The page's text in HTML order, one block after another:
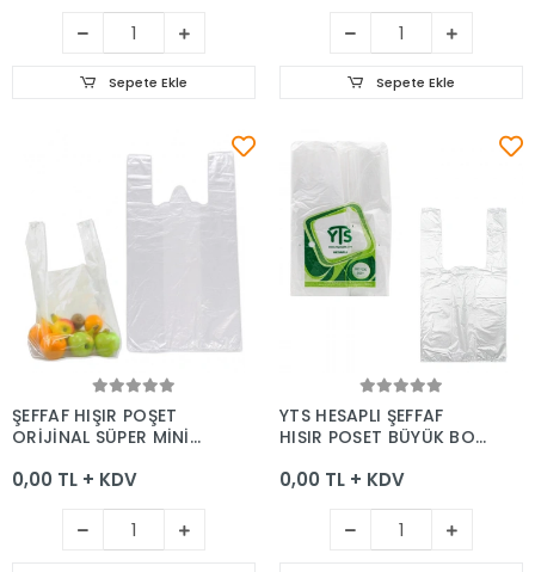
Sepete Ekle Sepete Ekle
Sepete Ekle
ŞEFFAF HIŞIR POŞET
ORİJİNAL SÜPER MİNİ
0,00 TL + KDV
Sepete Ekle
YTS HESAPLI ŞEFFAF
HIŞIR POŞET BÜYÜK BOY
0,00 TL + KDV